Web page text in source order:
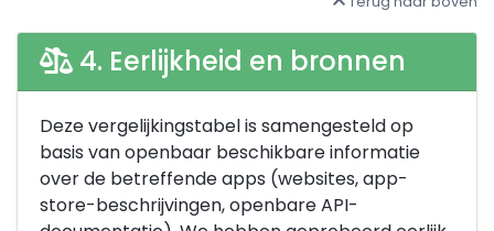
4. Eerlijkheid en bronnen
Deze vergelijkingstabel is samengesteld op
basis van openbaar beschikbare informatie
over de betreffende apps (websites, app-
store-beschrijvingen, openbare API-